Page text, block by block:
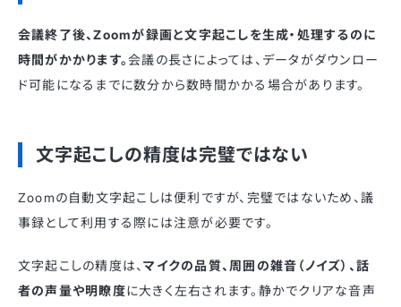
会議終了後、Zoomが録画と文字起こしを生成・処理するのに
時間がかかります。会議の長さによっては、データがダウンロー
ド可能になるまでに数分から数時間かかる場合があります。
文字起こしの精度は完璧ではない
Zoomの自動文字起こしは便利ですが、完璧ではないため、議
事録として利用する際には注意が必要です。
文字起こしの精度は、マイクの品質、周囲の雑音（ノイズ）、話
者の声量や明瞭度に大きく左右されます。静かでクリアな音声